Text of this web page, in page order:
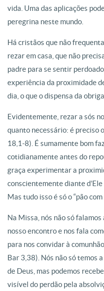
vida. Uma das aplicações
peregrina neste mundo.
Há cristãos que não
rezar em casa, que não
padre para se sentir
experiência da proximidade
dia, o que o dispensa da
Evidentemente, rezar a sós
quanto necessário: é preciso
18,1-8). É sumamente bom
cotidianamente antes do
graça experimentar a
conscientemente diante
Mas tudo isso é só o “pão com
Na Missa, nós não só
nosso encontro e nos fala
para nos convidar à
Bar 3,38). Nós não só temos
de Deus, mas podemos
visível do perdão pela